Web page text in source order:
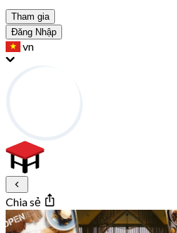
Tham gia
Đăng Nhập
vn
Chia sẻ